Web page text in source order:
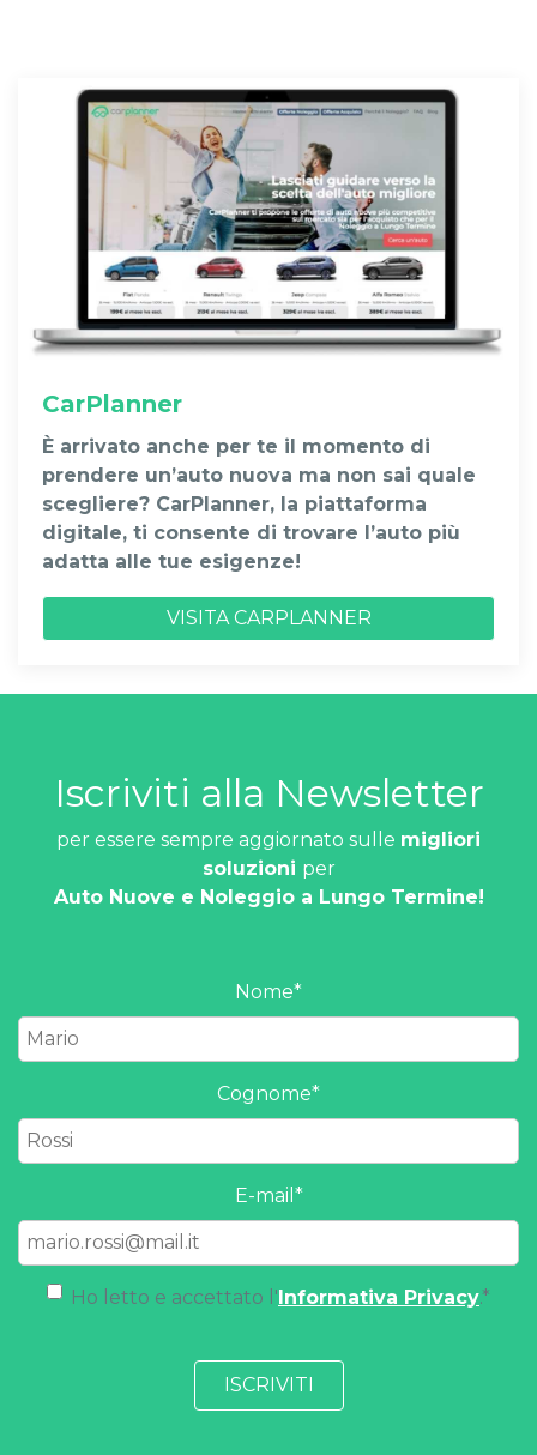
CarPlanner
È arrivato anche per te il momento di
prendere un’auto nuova ma non sai quale
scegliere? CarPlanner, la piattaforma
digitale, ti consente di trovare l’auto più
adatta alle tue esigenze!
VISITA CARPLANNER
Iscriviti alla Newsletter
per essere sempre aggiornato sulle migliori
soluzioni per
Auto Nuove e Noleggio a Lungo Termine!
Nome*
Cognome*
E-mail *
Ho letto e accettato l' Informativa Privacy.*